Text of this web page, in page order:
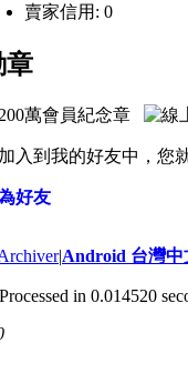
賣家信用: 0
章
入到我的好友中，您
好友
|Android 台灣中
in 0.014520